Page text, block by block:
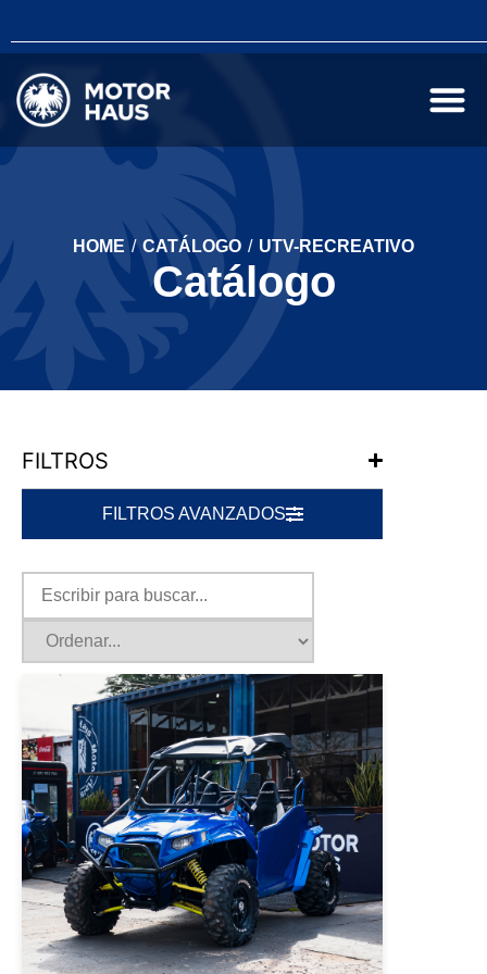
HOME / CATÁLOGO / UTV-RECREATIVO
Catálogo
FILTROS
FILTROS AVANZADOS
POLARIS 2014
POLARIS RZR 2014 AZUL
USD 7000